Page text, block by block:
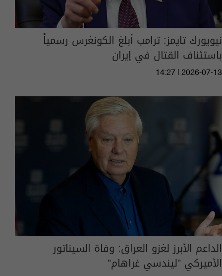
‏نيويورك تايمز: ترامب أبلغ الكونغرس رسمياً
باستئناف القتال في إيران
14:27 | 2026-07-13
الداعم الأبرز لغزو العراق: وفاة السيناتور
الأميركي "ليندسي غراهام"